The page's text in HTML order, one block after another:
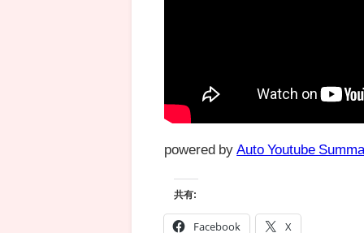
powered by Auto Youtube
共有:
Facebook X